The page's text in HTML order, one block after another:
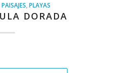
,PAISAJES ,PLAYAS
DORADA